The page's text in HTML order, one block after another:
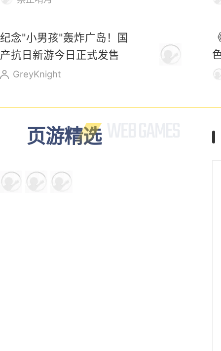
纪念"小男孩"轰炸广岛！国
产抗日新游今日正式发售
GreyKnight
页游精选